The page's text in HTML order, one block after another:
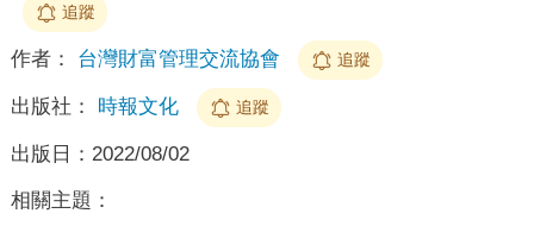
追蹤
作者： 台灣財富管理交流協會 追蹤
出版社： 時報文化 追蹤
出版日： 2022/08/02
相關主題：